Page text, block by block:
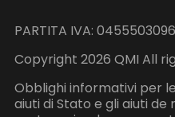
PARTITA IVA:
Copyright 2026 QMI All
Obblighi informativi per
aiuti di Stato e gli aiuti de